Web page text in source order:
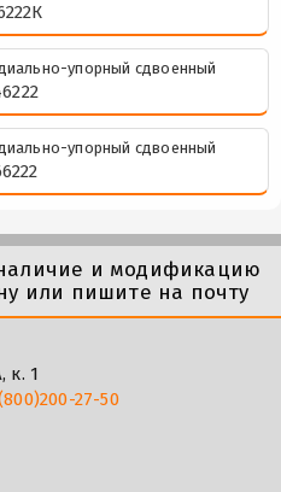
упорный сдвоенный
упорный сдвоенный
и модификацию
или пишите на почту
к. 1
27-50